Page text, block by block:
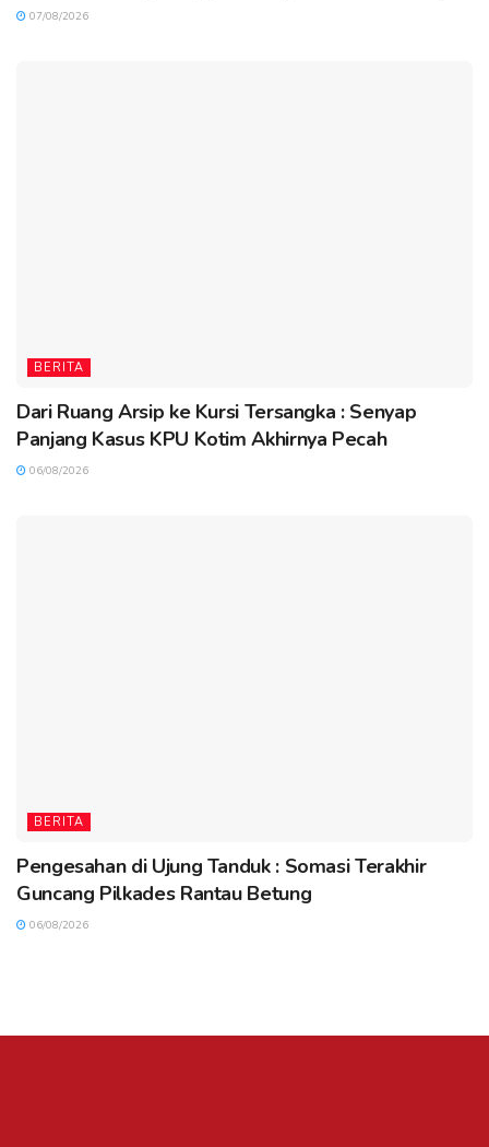
07/08/2026
BERITA
Dari Ruang Arsip ke Kursi Tersangka : Senyap
Panjang Kasus KPU Kotim Akhirnya Pecah
06/08/2026
BERITA
Pengesahan di Ujung Tanduk : Somasi Terakhir
Guncang Pilkades Rantau Betung
06/08/2026